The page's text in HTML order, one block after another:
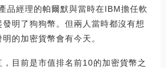
品經理的帕爾默與當時在IBM擔任軟
明了狗狗幣。但兩人當時都沒有想
的加密貨幣會有今天。
目前是市值排名前10的加密貨幣之